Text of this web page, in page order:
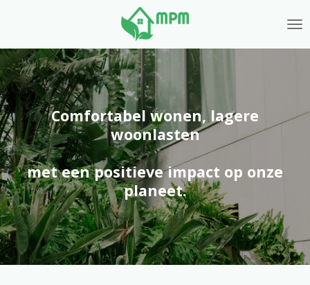
de
hoofdinhoud
Comfortabel wonen, lagere
woonlasten
met een positieve impact op onze
planeet.